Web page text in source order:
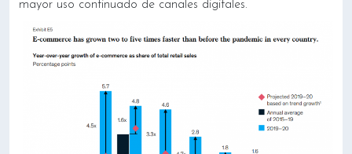
mayor uso continuado de canales digitales.